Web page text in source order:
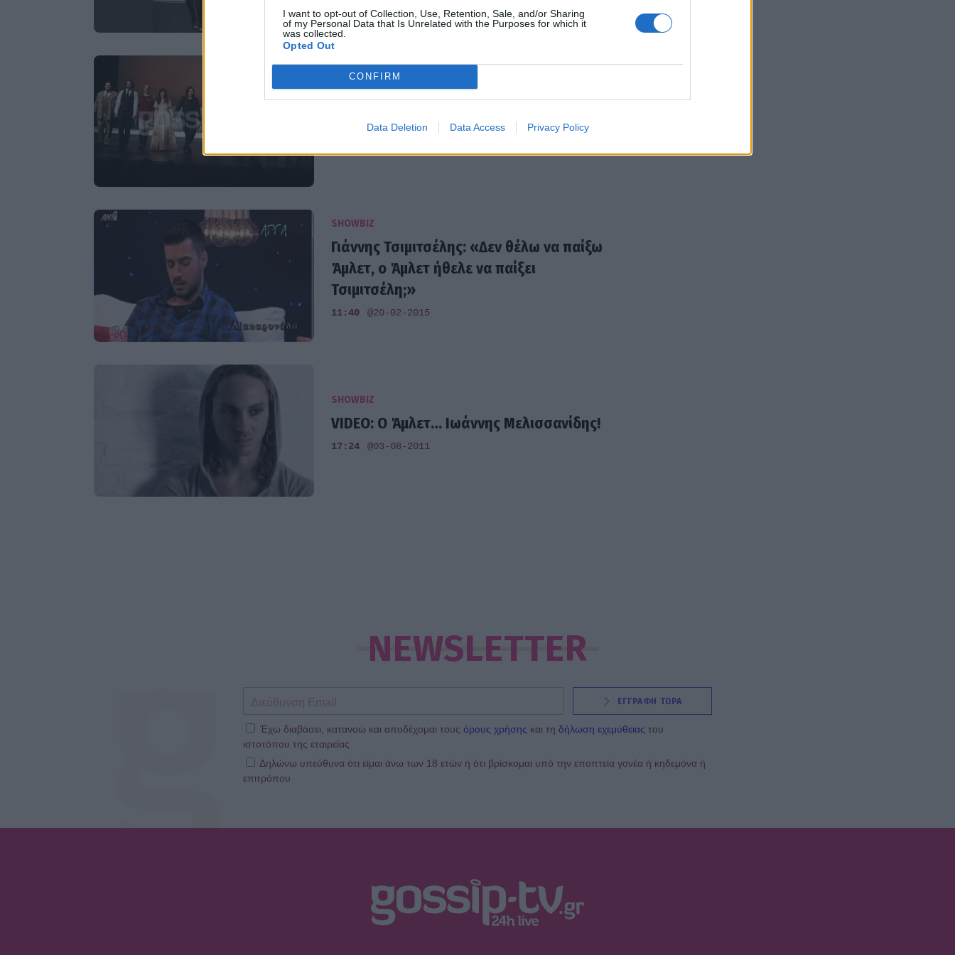
I want to opt-out of Collection, Use, Retention, Sale, and/or Sharing
of my Personal Data that Is Unrelated with the Purposes for which it
was collected.
Opted Out
CONFIRM
Data Deletion Data Access Privacy Policy
EXODOS
SHOWBIZ
Γιάννης Τσιμιτσέλης: «Δεν θέλω να παίξω
Άμλετ, ο Άμλετ ήθελε να παίξει
Τσιμιτσέλη;»
11:40 @20-02-2015
SHOWBIZ
VIDEO: O Άμλετ… Ιωάννης Μελισσανίδης!
17:24 @03-08-2011
NEWSLETTER
ΕΓΓΡΑΦΗ ΤΩΡΑ
Έχω διαβάσει, κατανοώ και αποδέχομαι τους όρους χρήσης και τη δήλωση εχεμύθειας του
ιστοτόπου της εταιρείας
Δηλώνω υπεύθυνα ότι είμαι άνω των 18 ετών ή ότι βρίσκομαι υπό την εποπτεία γονέα ή κηδεμόνα ή
επιτρόπου